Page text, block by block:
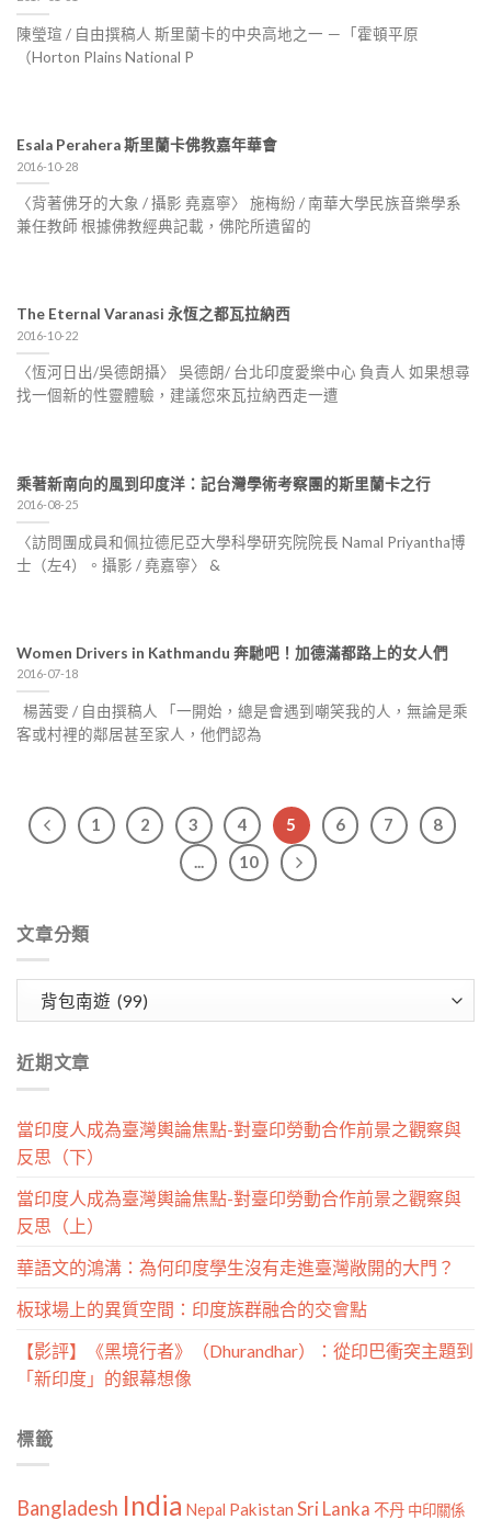
陳瑩瑄 / 自由撰稿人 斯里蘭卡的中央高地之一 －「霍頓平原
（Horton Plains National P
Esala Perahera 斯里蘭卡佛教嘉年華會
2016-10-28
〈背著佛牙的大象 / 攝影 堯嘉寧〉 施梅紛 / 南華大學民族音樂學系
兼任教師 根據佛教經典記載，佛陀所遺留的
The Eternal Varanasi 永恆之都瓦拉納西
2016-10-22
〈恆河日出/吳德朗攝〉 吳德朗/ 台北印度愛樂中心 負責人 如果想尋
找一個新的性靈體驗，建議您來瓦拉納西走一遭
乘著新南向的風到印度洋：記台灣學術考察團的斯里蘭卡之行
2016-08-25
〈訪問團成員和佩拉德尼亞大學科學研究院院長 Namal Priyantha博
士（左4）。攝影 / 堯嘉寧〉 &
Women Drivers in Kathmandu 奔馳吧！加德滿都路上的女人們
2016-07-18
楊茜雯 / 自由撰稿人 「一開始，總是會遇到嘲笑我的人，無論是乘
客或村裡的鄰居甚至家人，他們認為
1 2 3 4 5 6 7
8
...
10
文章分類
類
近期文章
當印度人成為臺灣輿論焦點-對臺印勞動合作前景之觀察與
反思（下）
當印度人成為臺灣輿論焦點-對臺印勞動合作前景之觀察與
反思（上）
華語文的鴻溝：為何印度學生沒有走進臺灣敞開的大門？
板球場上的異質空間：印度族群融合的交會點
【影評】《黑境行者》（Dhurandhar）：從印巴衝突主題到
「新印度」的銀幕想像
標籤
Bangladesh India Nepal Pakistan Sri Lanka 不丹 中印關係